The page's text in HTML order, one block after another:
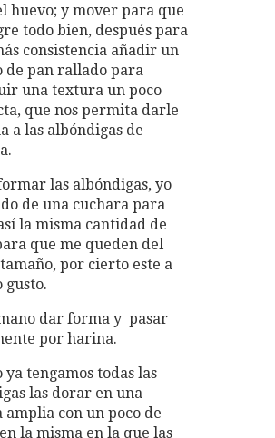
huevo; y mover para que
todo bien, después para
consistencia añadir un
de pan rallado para
una textura un poco
que nos permita darle
a las albóndigas de
las albóndigas, yo
de una cuchara para
la misma cantidad de
que me queden del
por cierto este a
gusto.
dar forma y pasar
por harina.
ya tengamos todas las
las dorar en una
amplia con un poco de
la misma en la que las